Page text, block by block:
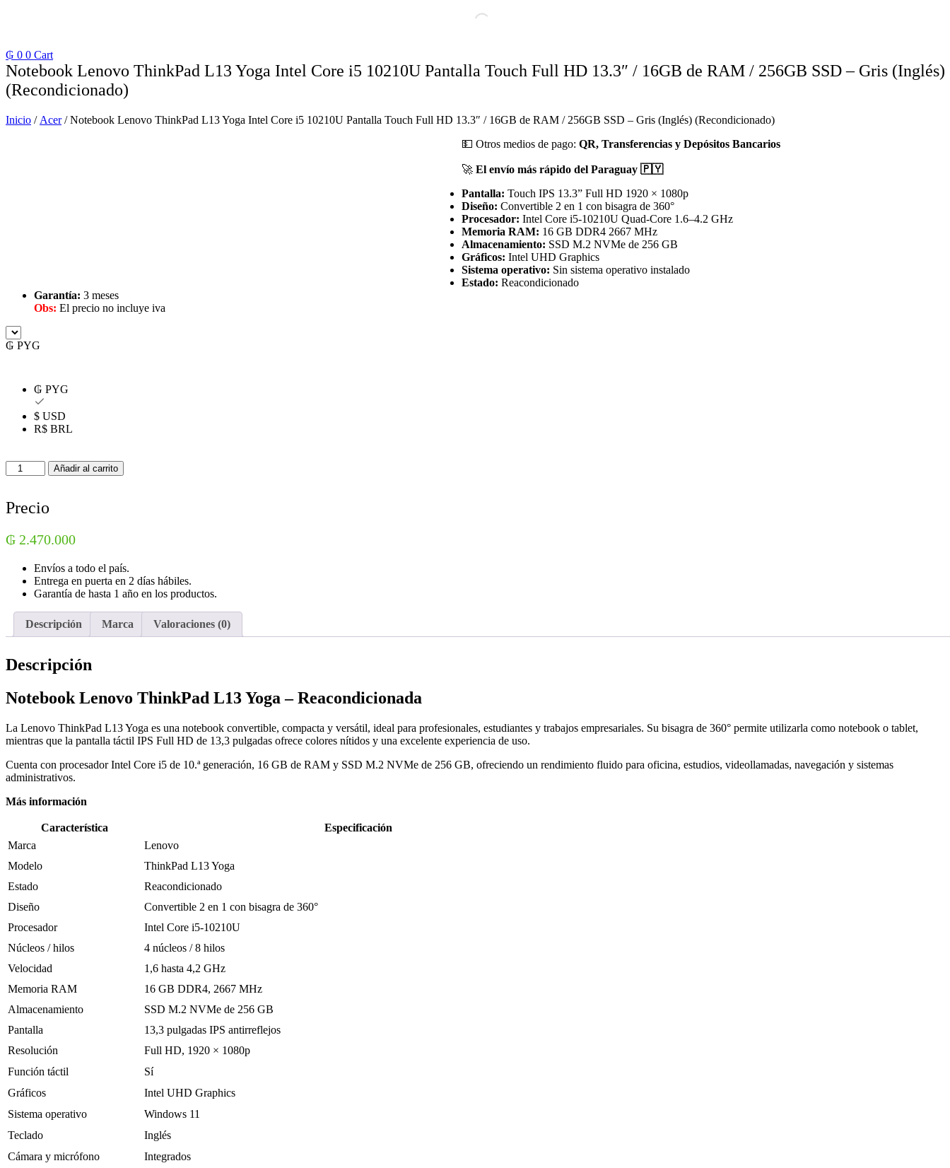
₲ 0 0 Cart
Notebook Lenovo ThinkPad L13 Yoga Intel Core i5 10210U Pantalla Touch Full HD 13.3″ / 16GB de RAM / 256GB SSD – Gris (Inglés)
(Recondicionado)
Inicio / Acer/ Notebook Lenovo ThinkPad L13 Yoga Intel Core i5 10210U Pantalla Touch Full HD 13.3″ / 16GB de RAM / 256GB SSD – Gris (Inglés) (Recondicionado)
💵 Otros medios de pago:QR, Transferencias y Depósitos Bancarios
🚀 El envío más rápido del Paraguay🇵🇾
Pantalla: Touch IPS 13.3” Full HD 1920 × 1080p
Diseño: Convertible 2 en 1 con bisagra de 360°
Procesador: Intel Core i5-10210U Quad-Core 1.6–4.2 GHz
Memoria RAM: 16 GB DDR4 2667 MHz
Almacenamiento: SSD M.2 NVMe de 256 GB
Gráficos: Intel UHD Graphics
Sistema operativo: Sin sistema operativo instalado
Estado: Reacondicionado
Garantía: 3 meses
Obs: El precio no incluye iva
₲ PYG
₲ PYG
$ USD
R$ BRL
Notebook
Lenovo
L13
Yoga
Core
10210U
Pantalla
Touch
13.3"
16GB
de
/
-
Gris
(Inglés)
(Recondicionado)
cantidad
Añadir al carrito
Precio
₲ 2.470.000
Envíos a todo el país.
Entrega en puerta en 2 días hábiles.
Garantía de hasta 1 año en los productos.
Descripción Marca Valoraciones (0)
Descripción
Notebook Lenovo ThinkPad L13 Yoga – Reacondicionada
La Lenovo ThinkPad L13 Yoga es una notebook convertible, compacta y versátil, ideal para profesionales, estudiantes y trabajos empresariales. Su bisagra de 360° permite utilizarla como notebook o tablet,
mientras que la pantalla táctil IPS Full HD de 13,3 pulgadas ofrece colores nítidos y una excelente experiencia de uso.
Cuenta con procesador Intel Core i5 de 10.ª generación, 16 GB de RAM y SSD M.2 NVMe de 256 GB, ofreciendo un rendimiento fluido para oficina, estudios, videollamadas, navegación y sistemas
administrativos.
Más información
Característica
Especificación
Marca
Lenovo
Modelo
ThinkPad L13 Yoga
Estado
Reacondicionado
Diseño
Convertible 2 en 1 con bisagra de 360°
Procesador
Intel Core i5-10210U
Núcleos / hilos
4 núcleos / 8 hilos
Velocidad
1,6 hasta 4,2 GHz
Memoria RAM
16 GB DDR4, 2667 MHz
Almacenamiento
SSD M.2 NVMe de 256 GB
Pantalla
13,3 pulgadas IPS antirreflejos
Resolución
Full HD, 1920 × 1080p
Función táctil
Sí
Gráficos
Intel UHD Graphics
Sistema operativo
Windows 11
Teclado
Inglés
Cámara y micrófono
Integrados